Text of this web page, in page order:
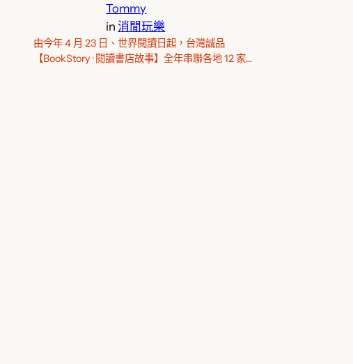
Tommy
in消閒玩樂
由今年 4 月 23 日、世界閱讀日起，台灣誠品
【BookStory · 閱讀書店故事】全年串聯各地 12 家…